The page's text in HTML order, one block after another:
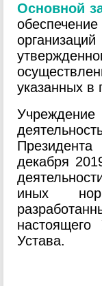
Основной
указанных в
декабря
иных
Устава.